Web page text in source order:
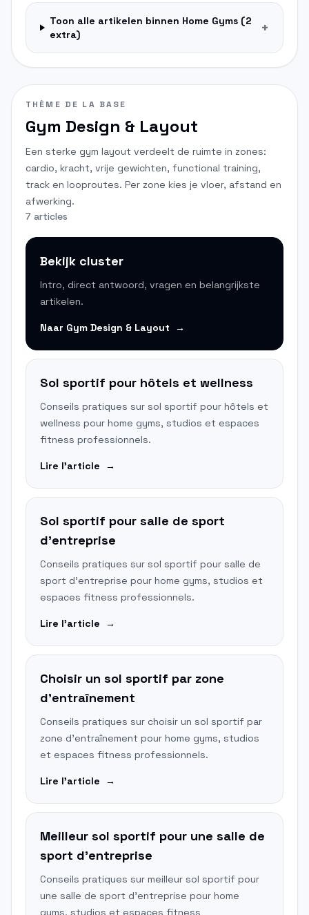
Toon alle artikelen binnen Home Gyms(2
extra)
+
THÈME DE LA BASE
Gym Design & Layout
Een sterke gym layout verdeelt de ruimte in zones:
cardio, kracht, vrije gewichten, functional training,
track en looproutes. Per zone kies je vloer, afstand en
afwerking.
7 articles
Bekijk cluster
Intro, direct antwoord, vragen en belangrijkste
artikelen.
Naar Gym Design & Layout →
Sol sportif pour hôtels et wellness
Conseils pratiques sur sol sportif pour hôtels et
wellness pour home gyms, studios et espaces
fitness professionnels.
Lire l'article →
Sol sportif pour salle de sport
d'entreprise
Conseils pratiques sur sol sportif pour salle de
sport d'entreprise pour home gyms, studios et
espaces fitness professionnels.
Lire l'article →
Choisir un sol sportif par zone
d'entraînement
Conseils pratiques sur choisir un sol sportif par
zone d'entraînement pour home gyms, studios
et espaces fitness professionnels.
Lire l'article →
Meilleur sol sportif pour une salle de
sport d'entreprise
Conseils pratiques sur meilleur sol sportif pour
une salle de sport d'entreprise pour home
gyms, studios et espaces fitness